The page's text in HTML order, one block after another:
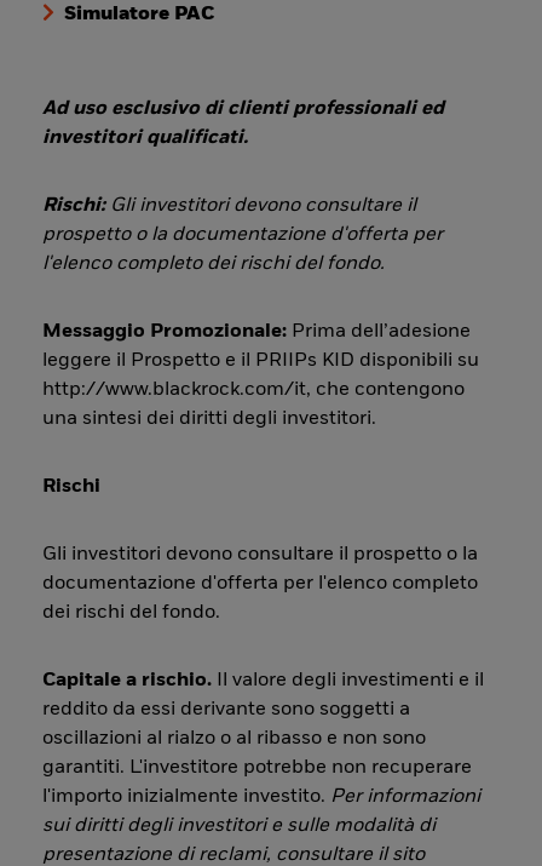
Simulatore PAC
Ad uso esclusivo di clienti professionali ed
investitori qualificati.
Rischi: Gli investitori devono consultare il
prospetto o la documentazione d'offerta per
l'elenco completo dei rischi del fondo.
Messaggio Promozionale: Prima dell’adesione
leggere il Prospetto e il PRIIPs KID disponibili su
http://www.blackrock.com/it, che contengono
una sintesi dei diritti degli investitori.
Rischi
Gli investitori devono consultare il prospetto o la
documentazione d'offerta per l'elenco completo
dei rischi del fondo.
Capitale a rischio. Il valore degli investimenti e il
reddito da essi derivante sono soggetti a
oscillazioni al rialzo o al ribasso e non sono
garantiti. L'investitore potrebbe non recuperare
l'importo inizialmente investito. Per informazioni
sui diritti degli investitori e sulle modalità di
presentazione di reclami, consultare il sito